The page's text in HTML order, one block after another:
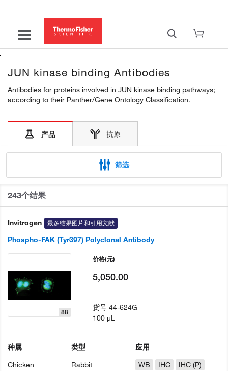
JUN kinase binding Antibodies
Antibodies for proteins involved in JUN kinase binding pathways;
according to their Panther/Gene Ontology Classification.
产品 抗原
筛选
243个结果
Invitrogen 最多结果图片和引用文献
Phospho-FAK (Tyr397) Polyclonal Antibody
88
种属
Chicken
类型
Rabbit
应用
WB
IHC
IHC (P)
价格(元)
5,050.00
货号44-624G
100 µL